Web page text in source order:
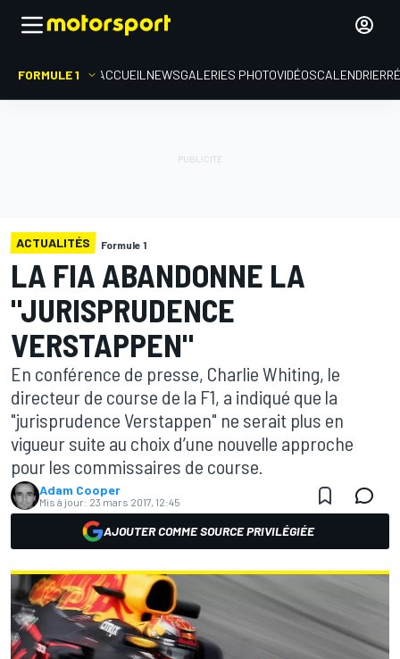
FORMULE 1 ACCUEIL NEWSGALERIES PHOTOVIDÉOSCALENDRIER
ACTUALITÉS Formule 1
LA FIA ABANDONNE LA
"JURISPRUDENCE
VERSTAPPEN"
En conférence de presse, Charlie Whiting, le
directeur de course de la F1, a indiqué que la
"jurisprudence Verstappen" ne serait plus en
vigueur suite au choix d’une nouvelle approche
pour les commissaires de course.
Adam Cooper
Mis à jour: 23 mars 2017, 12:45
AJOUTER COMME SOURCE PRIVILÉGIÉE